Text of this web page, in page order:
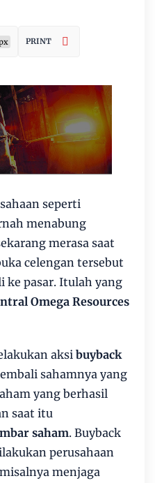
PRINT
seperti
menabung
merasa saat
celengan tersebut
ke pasar. Itulah yang
Omega Resources
aksi buyback
sahamnya yang
yang berhasil
saat itu
saham. Buyback
perusahaan
menjaga